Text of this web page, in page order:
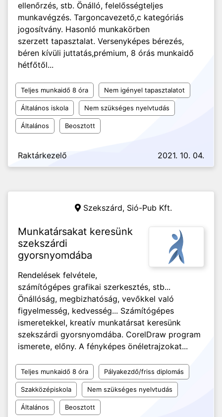
ellenőrzés, stb. Önálló, felelősségteljes
munkavégzés. Targoncavezető,c kategóriás
jogosítvány. Hasonló munkakörben
szerzett tapasztalat. Versenyképes bérezés,
béren kívüli juttatás,prémium, 8 órás munkaidő
hétfőtől...
Teljes munkaidő 8 óra Nem igényel tapasztalatot
Általános iskola Nem szükséges nyelvtudás
Általános Beosztott
Raktárkezelő 2021. 10. 04.
Szekszárd, Sió-Pub Kft.
Munkatársakat keresünk
szekszárdi
gyorsnyomdába
Rendelések felvétele,
számítógépes grafikai szerkesztés, stb...
Önállóság, megbizhatóság, vevőkkel való
figyelmesség, kedvesség... Számítógépes
ismeretekkel, kreatív munkatársat keresünk
szekszárdi gyorsnyomdába. CorelDraw program
ismerete, előny. A fényképes önéletrajzokat...
Teljes munkaidő 8 óra Pályakezdő/friss diplomás
Szakközépiskola Nem szükséges nyelvtudás
Általános Beosztott